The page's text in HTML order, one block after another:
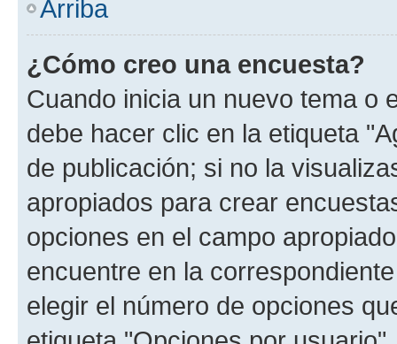
Arriba
¿Cómo creo una encuesta?
Cuando inicia un nuevo tema o
debe hacer clic en la etiqueta
de publicación; si no la
apropiados para crear
opciones en el campo
encuentre en la
elegir el número de opciones